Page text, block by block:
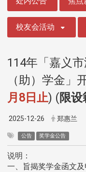
校友会活动
114年「嘉义
（助）学金」
⽉8⽇⽌) (限
2025-12-26 郑惠兰
公告 奖学金公告
说明：
一、旨揭奖学金函文